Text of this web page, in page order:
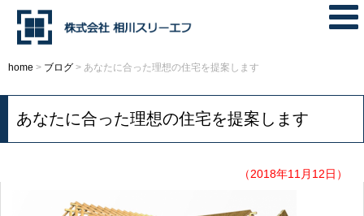
home > ブログ > あなたに合った理想の住宅を提案します
あなたに合った理想の住宅を提案します
（2018年11月12日）